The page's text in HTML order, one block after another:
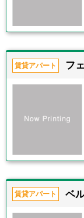
賃貸アパート フ
賃貸アパート ベ